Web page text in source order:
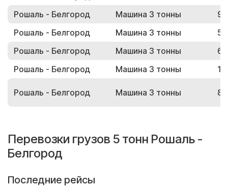
Рошаль - Белгород
Машина 3 тонны
Рошаль - Белгород
Машина 3 тонны
Рошаль - Белгород
Машина 3 тонны
Рошаль - Белгород
Машина 3 тонны
Рошаль - Белгород Машина 3 тонны
Перевозки грузов 5 тонн Рошаль -
Белгород
Последние рейсы